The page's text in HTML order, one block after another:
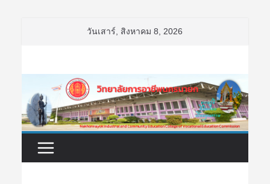
วันเสาร์, สิงหาคม 8, 2026